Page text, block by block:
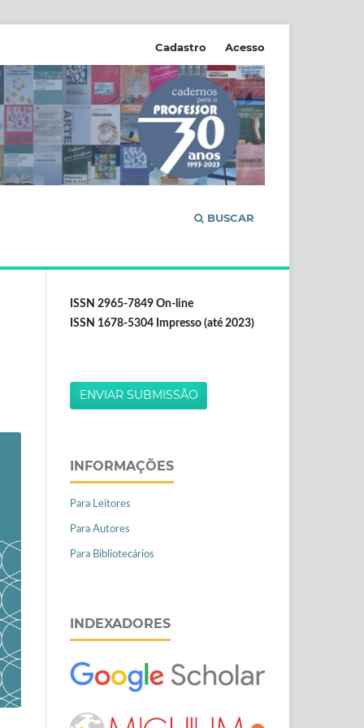
BUSCAR
Cadastro Acesso
ISSN 2965-7849 On-line
ISSN 1678-5304 Impresso (até 2023)
ENVIAR SUBMISSÃO
INFORMAÇÕES
Para Leitores
Para Autores
Para Bibliotecários
INDEXADORES